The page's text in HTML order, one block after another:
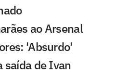
ao Arsenal
'Absurdo'
saída de Ivan